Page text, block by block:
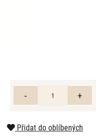
Přidat do oblíbených